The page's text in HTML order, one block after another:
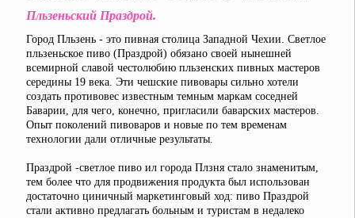
Пльзеньский Праздрой.
Город Пльзень - это пивная столица Западной Чехии. Светлое
пльзеньское пиво (Праздрой) обязано своей нынешней
всемирной славой честолюбию пльзенских пивных мастеров
середины 19 века. Эти чешские пивовары сильно хотели
создать противовес известным темным маркам соседней
Баварии, для чего, конечно, пригласили баварских мастеров.
Опыт поколений пивоваров и новые по тем временам
технологии дали отличные результаты.
Праздрой -светлое пиво ил города Плзня стало знаменитым,
тем более что для продвижения продукта был использован
достаточно циничный маркетинговый ход: пиво Праздрой
стали активно предлагать больным и туристам в недалеко